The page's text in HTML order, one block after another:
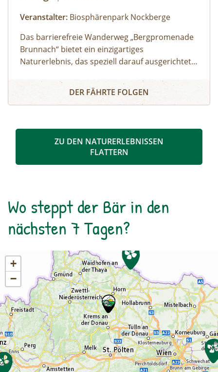
Veranstalter: Biosphärenpark Nockberge
Das barrierefreie Wanderweg „Bergpromenade
Brunnach“ bietet ein einzigartiges
Naturerlebnis, das speziell darauf ausgerichtet
Mobilitätseinschränkungen oder Familien mit
Kinderwägen die Schönheit der Alm
Ranger: in erkunden Sie diesen Weg und
Barrierefreies Naturerlebnis "Bergpromenade Brunnach"
DER FÄHRTE FOLGEN
ZU DEN NATURERLEBNISSEN
FLATTERN
Wo steppt der Bär in den
nächsten 7 Tagen?
+
−